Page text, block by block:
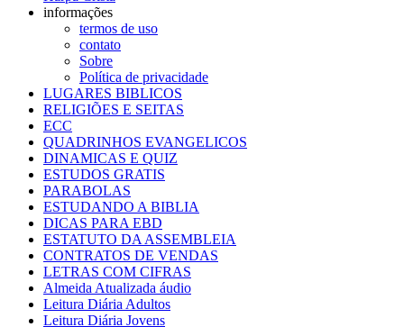
informações
termos de uso
contato
Sobre
Política de privacidade
LUGARES BIBLICOS
RELIGIÕES E SEITAS
ECC
QUADRINHOS EVANGELICOS
DINAMICAS E QUIZ
ESTUDOS GRATIS
PARABOLAS
ESTUDANDO A BIBLIA
DICAS PARA EBD
ESTATUTO DA ASSEMBLEIA
CONTRATOS DE VENDAS
LETRAS COM CIFRAS
Almeida Atualizada áudio
Leitura Diária Adultos
Leitura Diária Jovens